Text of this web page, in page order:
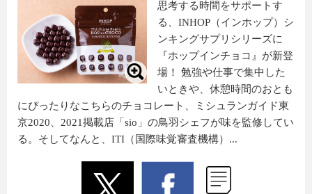
思考する時間をサポートす
る、INHOP（インホップ）シ
ンキングサプリシリーズに
『ホップインチョコ』が新登
場！ 勉強や仕事で集中した
いときや、休憩時間のおとも
にぴったりなこちらのチョコレート、ミシュランガイド東
京2020、2021掲載店「sio」の鳥羽シェフが味を監修してい
る。そしてなんと、ITI（国際味覚審査機構）...